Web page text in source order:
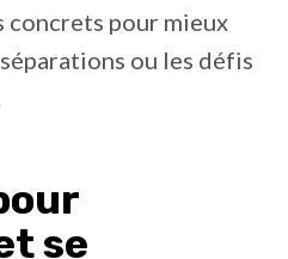
pour mieux
ou les défis
se